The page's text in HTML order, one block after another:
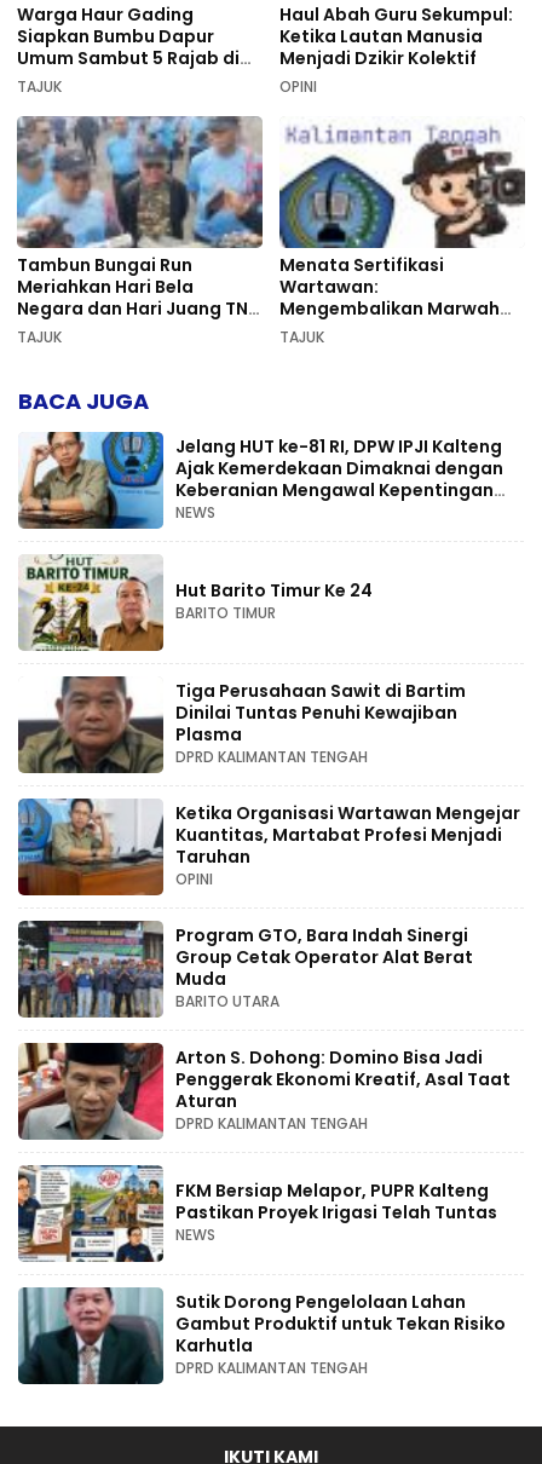
Warga Haur Gading
Siapkan Bumbu Dapur
Umum Sambut 5 Rajab di
Sekumpul
TAJUK
Haul Abah Guru Sekumpul:
Ketika Lautan Manusia
Menjadi Dzikir Kolektif
OPINI
Tambun Bungai Run
Meriahkan Hari Bela
Negara dan Hari Juang TNI
AD di Palangka Raya
TAJUK
Menata Sertifikasi
Wartawan:
Mengembalikan Marwah
Pers dan Keadilan
TAJUK
BACA JUGA
Jelang HUT ke-81 RI, DPW IPJI Kalteng
Ajak Kemerdekaan Dimaknai dengan
Keberanian Mengawal Kepentingan
Rakyat
NEWS
Hut Barito Timur Ke 24
BARITO TIMUR
Tiga Perusahaan Sawit di Bartim
Dinilai Tuntas Penuhi Kewajiban
Plasma
DPRD KALIMANTAN TENGAH
Ketika Organisasi Wartawan Mengejar
Kuantitas, Martabat Profesi Menjadi
Taruhan
OPINI
Program GTO, Bara Indah Sinergi
Group Cetak Operator Alat Berat
Muda
BARITO UTARA
Arton S. Dohong: Domino Bisa Jadi
Penggerak Ekonomi Kreatif, Asal Taat
Aturan
DPRD KALIMANTAN TENGAH
FKM Bersiap Melapor, PUPR Kalteng
Pastikan Proyek Irigasi Telah Tuntas
NEWS
Sutik Dorong Pengelolaan Lahan
Gambut Produktif untuk Tekan Risiko
Karhutla
DPRD KALIMANTAN TENGAH
IKUTI KAMI